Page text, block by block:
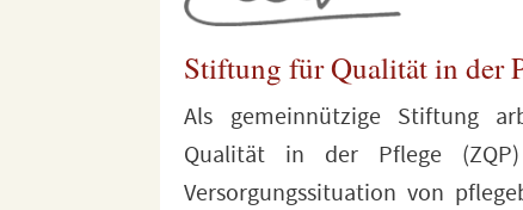
Stiftung für Qualität in der
Als gemeinnützige Stiftung
Qualität in der Pflege
Versorgungssituation von
das ZQP die aktuellen
und zum
Grundlage der Ergebnisse